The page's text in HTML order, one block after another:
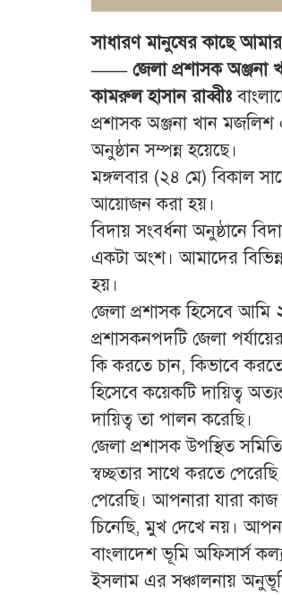
সাধারণ মানুষের কাছে
—— জেলা প্রশাসক অঞ্জনা
কামরুল হাসান রাব্বীঃ
প্রশাসক অঞ্জনা খান মজলিশ
অনুষ্ঠান সম্পন্ন হয়েছে।
মঙ্গলবার (২৪ মে) বিকাল
আয়োজন করা হয়।
বিদায় সংবর্ধনা অনুষ্ঠানে
একটা অংশ। আমাদের
হয়।
জেলা প্রশাসক হিসেবে আমি
প্রশাসকনপদটি জেলা
কি করতে চান, কিভাবে
হিসেবে কয়েকটি দায়িত্ব
দায়িত্ব তা পালন করেছি।
জেলা প্রশাসক উপস্থিত
স্বচ্ছতার সাথে করতে
পেরেছি। আপনারা যারা
চিনেছি, মুখ দেখে নয়।
বাংলাদেশ ভূমি অফিসার্স
ইসলাম এর সঞ্চালনায়